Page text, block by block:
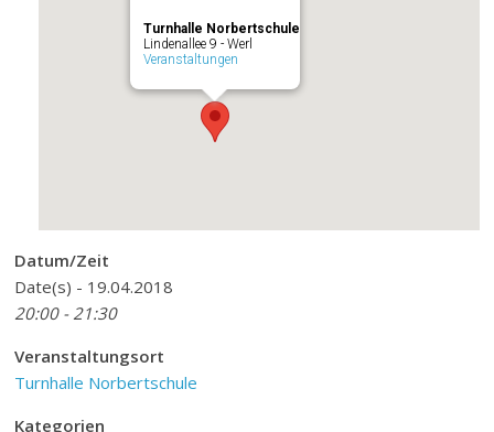
Turnhalle Norbertschule
Lindenallee 9 - Werl
Veranstaltungen
Datum/Zeit
Date(s) - 19.04.2018
20:00 - 21:30
Veranstaltungsort
Turnhalle Norbertschule
Kategorien